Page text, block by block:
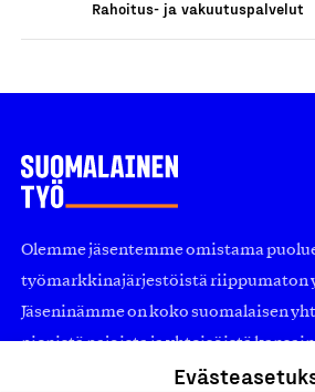
Rahoitus- ja vakuutuspalvelut
Olemme jäsentemme omistama
työmarkkinajärjestöistä riippumaton
Jäseninämme on koko suomalaisen
pienistä pajoista ja yhteisöistä
suuryrityksiin. Meidät on perustettu